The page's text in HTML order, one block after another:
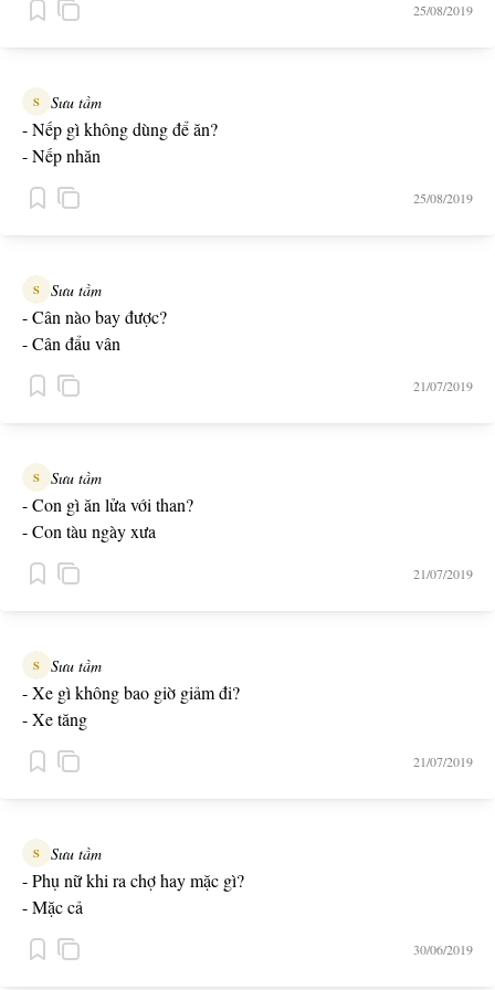
25/08/2019
S Sưu tầm
- Nếp gì không dùng để ăn?
- Nếp nhăn
25/08/2019
S Sưu tầm
- Cân nào bay được?
- Cân đẩu vân
21/07/2019
S Sưu tầm
- Con gì ăn lửa với than?
- Con tàu ngày xưa
21/07/2019
S Sưu tầm
- Xe gì không bao giờ giảm đi?
- Xe tăng
21/07/2019
S Sưu tầm
- Phụ nữ khi ra chợ hay mặc gì?
- Mặc cả
30/06/2019